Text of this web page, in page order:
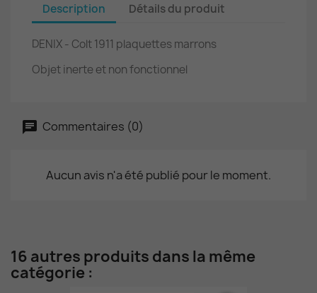
Description Détails du produit
DENIX - Colt 1911 plaquettes marrons
Objet inerte et non fonctionnel
Commentaires (0)
Aucun avis n'a été publié pour le moment.
16 autres produits dans la même
catégorie :